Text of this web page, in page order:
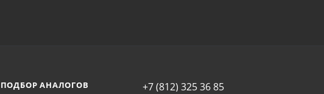
ПОДБОР АНАЛОГОВ +7 (812) 325 36 85